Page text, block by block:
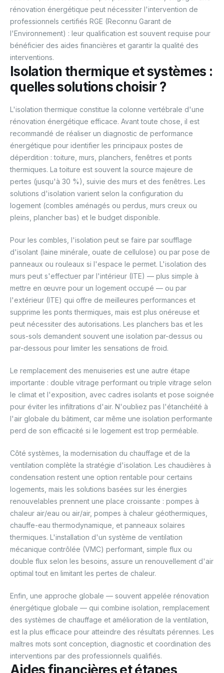
rénovation énergétique peut nécessiter l'intervention de
professionnels certifiés RGE (Reconnu Garant de
l'Environnement) : leur qualification est souvent requise pour
bénéficier des aides financières et garantir la qualité des
interventions.
Isolation thermique et systèmes :
quelles solutions choisir ?
L'isolation thermique constitue la colonne vertébrale d'une
rénovation énergétique efficace. Avant toute chose, il est
recommandé de réaliser un diagnostic de performance
énergétique pour identifier les principaux postes de
déperdition : toiture, murs, planchers, fenêtres et ponts
thermiques. La toiture est souvent la source majeure de
pertes (jusqu'à 30 %), suivie des murs et des fenêtres. Les
solutions d'isolation varient selon la configuration du
logement (combles aménagés ou perdus, murs creux ou
pleins, plancher bas) et le budget disponible.
Pour les combles, l'isolation peut se faire par soufflage
d'isolant (laine minérale, ouate de cellulose) ou par pose de
panneaux ou rouleaux si l'espace le permet. L'isolation des
murs peut s'effectuer par l'intérieur (ITE) — plus simple à
mettre en œuvre pour un logement occupé — ou par
l'extérieur (ITE) qui offre de meilleures performances et
supprime les ponts thermiques, mais est plus onéreuse et
peut nécessiter des autorisations. Les planchers bas et les
sous-sols demandent souvent une isolation par-dessus ou
par-dessous pour limiter les sensations de froid.
Le remplacement des menuiseries est une autre étape
importante : double vitrage performant ou triple vitrage selon
le climat et l'exposition, avec cadres isolants et pose soignée
pour éviter les infiltrations d'air. N'oubliez pas l'étanchéité à
l'air globale du bâtiment, car même une isolation performante
perd de son efficacité si le logement est trop perméable.
Côté systèmes, la modernisation du chauffage et de la
ventilation complète la stratégie d'isolation. Les chaudières à
condensation restent une option rentable pour certains
logements, mais les solutions basées sur les énergies
renouvelables prennent une place croissante : pompes à
chaleur air/eau ou air/air, pompes à chaleur géothermiques,
chauffe-eau thermodynamique, et panneaux solaires
thermiques. L'installation d'un système de ventilation
mécanique contrôlée (VMC) performant, simple flux ou
double flux selon les besoins, assure un renouvellement d'air
optimal tout en limitant les pertes de chaleur.
Enfin, une approche globale — souvent appelée rénovation
énergétique globale — qui combine isolation, remplacement
des systèmes de chauffage et amélioration de la ventilation,
est la plus efficace pour atteindre des résultats pérennes. Les
maîtres mots sont conception, diagnostic et coordination des
interventions par des professionnels qualifiés.
Aides financières et étapes